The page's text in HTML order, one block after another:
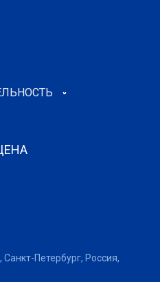
Петербург, Россия,